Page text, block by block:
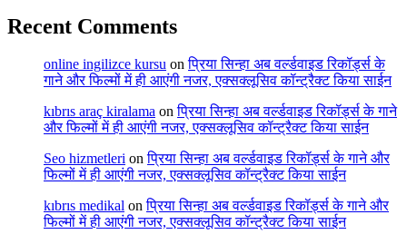
Recent Comments
online ingilizce kursu onप्रिया सिन्हा अब वर्ल्डवाइड रिकॉर्ड्स के
गाने और फिल्मों में ही आएंगी नजर, एक्सक्लूसिव कॉन्ट्रैक्ट किया साईन
kıbrıs araç kiralama onप्रिया सिन्हा अब वर्ल्डवाइड रिकॉर्ड्स के गाने
और फिल्मों में ही आएंगी नजर, एक्सक्लूसिव कॉन्ट्रैक्ट किया साईन
Seo hizmetleri onप्रिया सिन्हा अब वर्ल्डवाइड रिकॉर्ड्स के गाने और
फिल्मों में ही आएंगी नजर, एक्सक्लूसिव कॉन्ट्रैक्ट किया साईन
kıbrıs medikal onप्रिया सिन्हा अब वर्ल्डवाइड रिकॉर्ड्स के गाने और
फिल्मों में ही आएंगी नजर, एक्सक्लूसिव कॉन्ट्रैक्ट किया साईन